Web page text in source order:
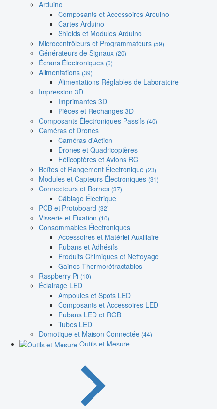
Arduino
Composants et Accessoires Arduino
Cartes Arduino
Shields et Modules Arduino
Microcontrôleurs et Programmateurs (59)
Générateurs de Signaux (20)
Écrans Électroniques (6)
Alimentations (39)
Alimentations Réglables de Laboratoire
Impression 3D
Imprimantes 3D
Pièces et Rechanges 3D
Composants Électroniques Passifs (40)
Caméras et Drones
Caméras d'Action
Drones et Quadricoptères
Hélicoptères et Avions RC
Boîtes et Rangement Électronique (23)
Modules et Capteurs Électroniques (31)
Connecteurs et Bornes (37)
Câblage Électrique
PCB et Protoboard (32)
Visserie et Fixation (10)
Consommables Électroniques
Accessoires et Matériel Auxiliaire
Rubans et Adhésifs
Produits Chimiques et Nettoyage
Gaines Thermorétractables
Raspberry Pi (10)
Éclairage LED
Ampoules et Spots LED
Composants et Accessoires LED
Rubans LED et RGB
Tubes LED
Domotique et Maison Connectée (44)
Outils et Mesure